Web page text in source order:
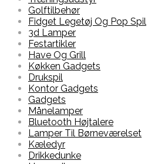
Golftilbehør
Fidget Legetøj Og Pop Spil
3d Lamper
Festartikler
Have Og Grill
Køkken Gadgets
Drukspil
Kontor Gadgets
Gadgets
Månelamper
Bluetooth Højtalere
Lamper Til Børneværelset
Kæledyr
Drikkedunke